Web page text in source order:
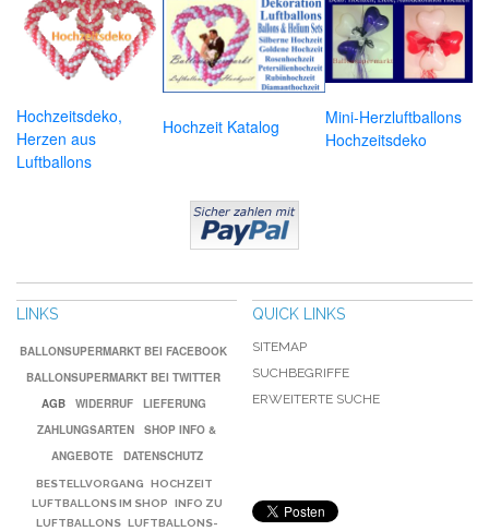
Hochzeitsdeko,
Herzen aus
Luftballons
Hochzeit Katalog
Mini-Herzluftballons
Hochzeitsdeko
LINKS
BALLONSUPERMARKT BEI FACEBOOK
BALLONSUPERMARKT BEI TWITTER
AGB
WIDERRUF
LIEFERUNG
ZAHLUNGSARTEN
SHOP INFO &
ANGEBOTE
DATENSCHUTZ
BESTELLVORGANG
HOCHZEIT
LUFTBALLONS IM SHOP
INFO ZU
LUFTBALLONS LUFTBALLONS-
QUICK LINKS
SITEMAP
SUCHBEGRIFFE
ERWEITERTE SUCHE